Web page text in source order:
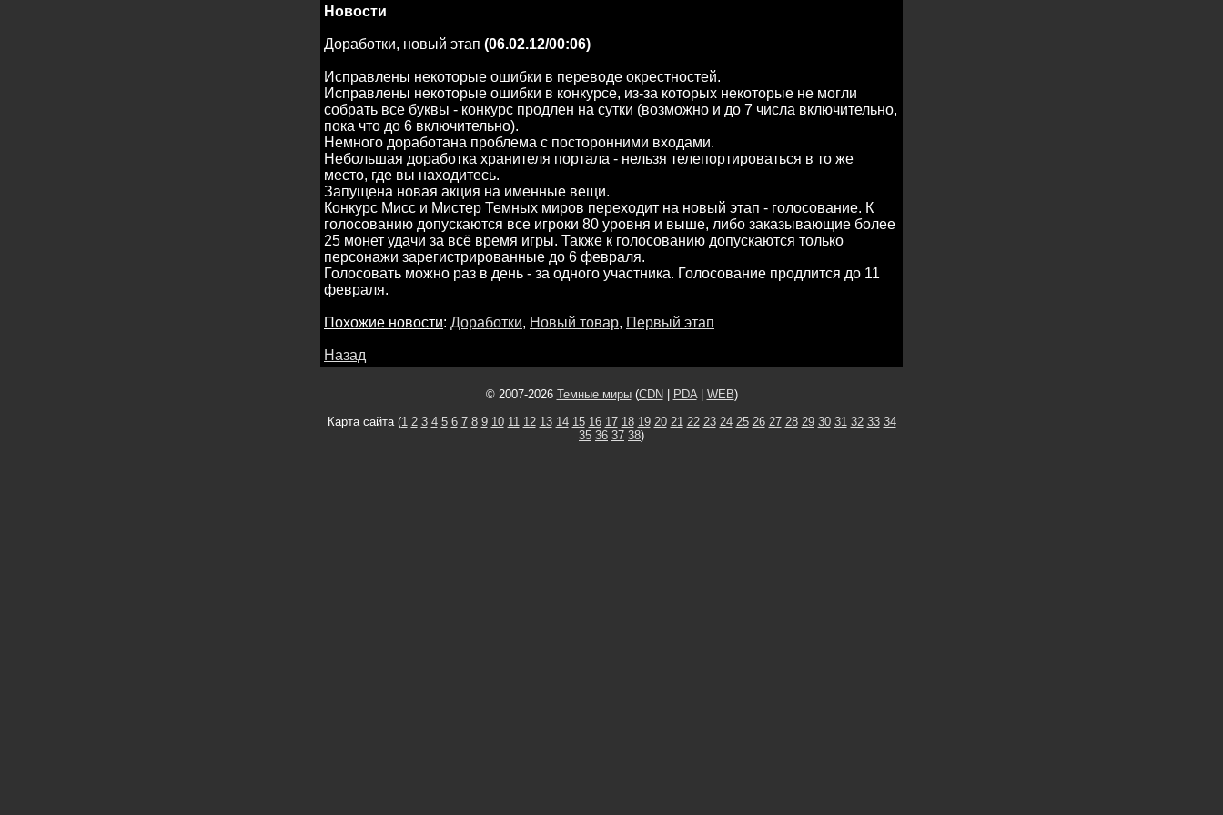
Новости
Доработки, новый этап (06.02.12/00:06)
Исправлены некоторые ошибки в переводе окрестностей.
Исправлены некоторые ошибки в конкурсе, из-за которых некоторые не могли
собрать все буквы - конкурс продлен на сутки (возможно и до 7 числа включительно,
пока что до 6 включительно).
Немного доработана проблема с посторонними входами.
Небольшая доработка хранителя портала - нельзя телепортироваться в то же
место, где вы находитесь.
Запущена новая акция на именные вещи.
Конкурс Мисс и Мистер Темных миров переходит на новый этап - голосование. К
голосованию допускаются все игроки 80 уровня и выше, либо заказывающие более
25 монет удачи за всё время игры. Также к голосованию допускаются только
персонажи зарегистрированные до 6 февраля.
Голосовать можно раз в день - за одного участника. Голосование продлится до 11
февраля.
Похожие новости: Доработки, Новый товар, Первый этап
Назад
© 2007-2026 Темные миры(CDN PDA| WEB)
Карта сайта (1 2 3 4 5 6 7 8 9 10 11 12 13 14 15 16 17 18 19 20 21 22 23 24 25 26 27 28 29 30 31 32 33 34
35 36 37 38)